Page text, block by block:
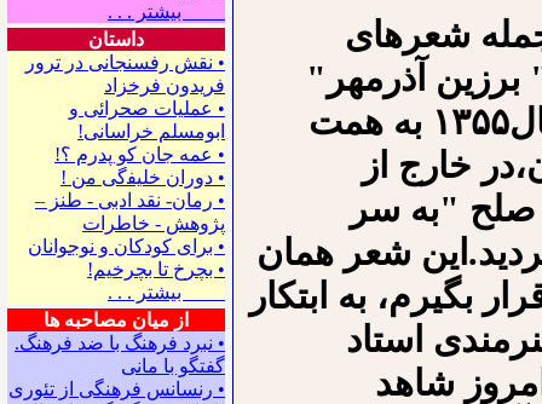
بیشتر . . .
داستان
• نقش رفسنجانی در ترور
فریدون فرخزاد
• عملیات صحرائی و
ابومسلم خراسانی!
• ﻋﻤﻪ ﺟﺎﻥ ﻛﻮ ﭘﺪﺭﻡ ؟!
• ﺩﻭﺭﺍﻥ ﺧﻠﻴﻔگی ﻣﻦ !
• رمان- نقد ادبی - طنز –
پژوهش - خاطرات
• ﺑﺮﺍﻯ ﻛﻮﺩﻛﺎﻥ ﻭ ﻧﻮﺟﻮﺍﻧﺎﻥ
• بچرخ تا بچرخیم!
بیشتر . . .
از میان مصاحبه ها
• نبرد فرهنگ با ضد فرهنگ.
گفتگو با ﻣﺎﻧﻰ
• رنسانس فرهنگی ‌از تئوری
شعرهای
آذرمهر"
جعفر مرزوقی است که نخستین بار در سال۱۳۵۵ به همت
خارج از
"نشر صلح "به سر
شعر همان
بگیرم، به ابتکار
استاد
شاهد